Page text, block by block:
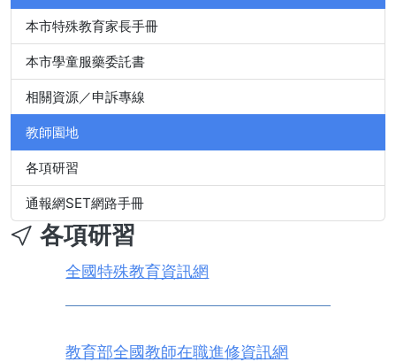
本市特殊教育家長手冊
本市學童服藥委託書
相關資源／申訴專線
教師園地
各項研習
通報網SET網路手冊
各項研習
全國特殊教育資訊網
教育部全國教師在職進修資訊網